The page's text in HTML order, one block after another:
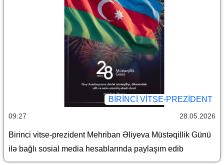
BIRINCI VITSE-PREZIDENT
09:27 28.05.2026
Birinci vitse-prezident Mehriban Əliyeva Müstəqillik Günü
ilə bağlı sosial media hesablarında paylaşım edib